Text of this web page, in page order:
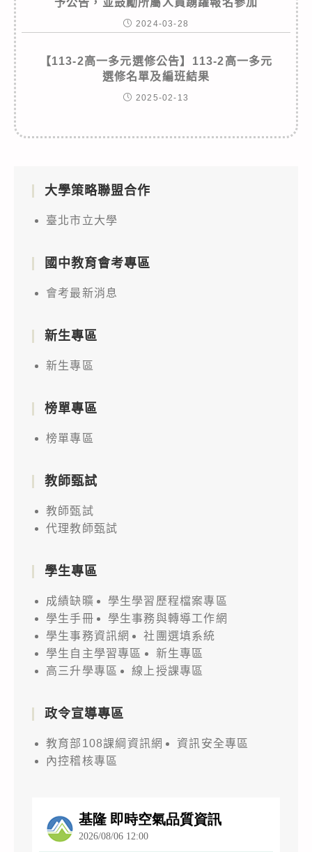
2024-03-28
【113-2高一多元選修公告】113-2高一多元
選修名單及編班結果
2025-02-13
大學策略聯盟合作
臺北市立大學
國中教育會考專區
會考最新消息
新生專區
新生專區
榜單專區
榜單專區
教師甄試
教師甄試
代理教師甄試
學生專區
成績缺曠
學生學習歷程檔案專區
學生手冊
學生事務與轉導工作網
學生事務資訊網
社團選填系統
學生自主學習專區
新生專區
高三升學專區
線上授課專區
政令宣導專區
教育部108課綱資訊網
資訊安全專區
內控稽核專區